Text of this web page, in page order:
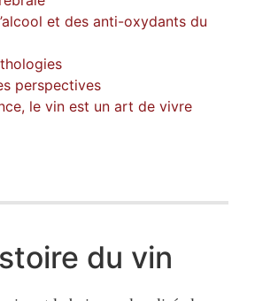
et des anti-oxydants du
perspectives
le vin est un art de vivre
du vin